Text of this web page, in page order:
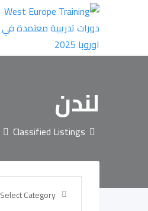
لندن
Classified Listings
Select Category